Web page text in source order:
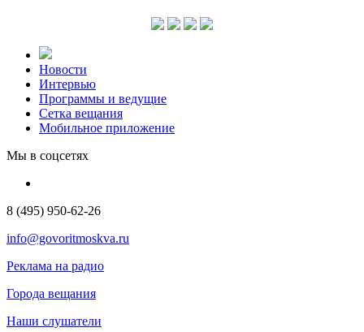
Новости
Интервью
Программы и ведущие
Сетка вещания
Мобильное приложение
Мы в соцсетях
8 (495) 950-62-26
info@govoritmoskva.ru
Реклама на радио
Города вещания
Наши слушатели